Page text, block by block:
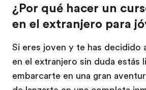
¿Por qué hacer un
en el extranjero para
Si eres joven y te has decidido
en el extranjero sin duda estás
embarcarte en una gran